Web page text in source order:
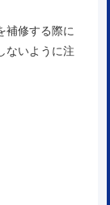
補修する際に
ないように注